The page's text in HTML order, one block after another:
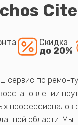
Скидка
до 20%
сервис по
области. Мы